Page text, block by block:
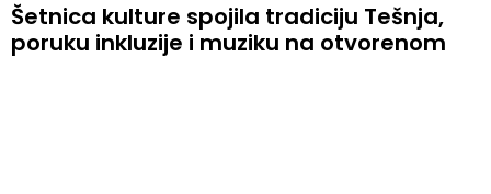
Šetnica kulture spojila tradiciju Tešnja,
poruku inkluzije i muziku na otvorenom